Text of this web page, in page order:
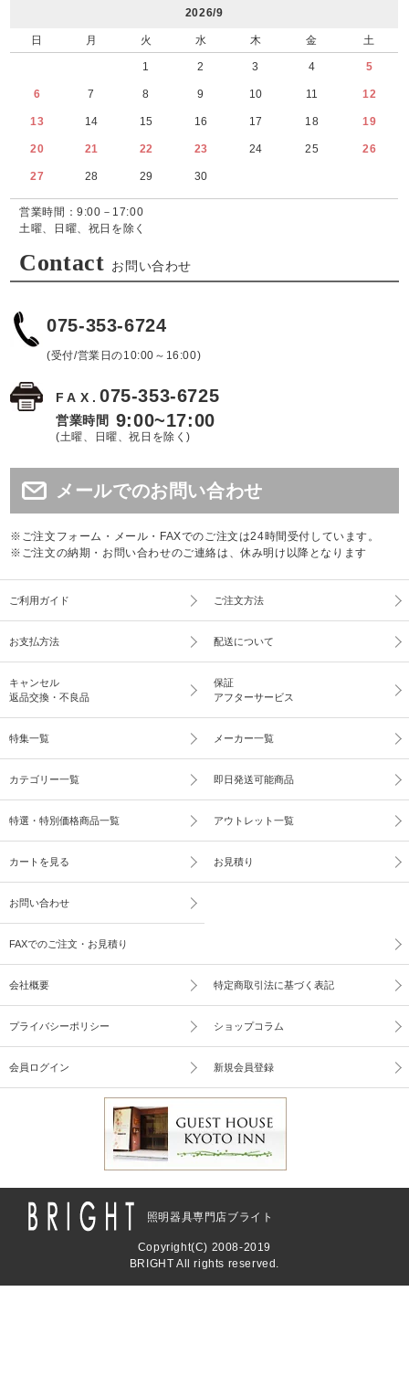
2026/9
日 月 火 水 木 金 土
1 2 3 4 5
6 7 8 9 10 11 12
13 14 15 16 17 18 19
20 21 22 23 24 25 26
27 28 29 30
営業時間：9:00－17:00
土曜、日曜、祝日を除く
Contact お問い合わせ
075-353-6724
(受付/営業日の10:00～16:00)
FAX.075-353-6725
営業時間 9:00~17:00
(土曜、日曜、祝日を除く)
メールでのお問い合わせ
※ご注文フォーム・メール・FAXでのご注文は24時間受付しています。
※ご注文の納期・お問い合わせのご連絡は、休み明け以降となります
ご利用ガイド ご注文方法
お支払方法 配送について
キャンセル
返品交換・不良品
保証
アフターサービス
特集一覧 メーカー一覧
カテゴリー一覧 即日発送可能商品
特選・特別価格商品一覧 アウトレット一覧
カートを見る お見積り
お問い合わせ
FAXでのご注文・お見積り
会社概要 特定商取引法に基づく表記
プライバシーポリシー ショップコラム
会員ログイン 新規会員登録
照明器具専門店ブライト
Copyright(C) 2008-2019
BRIGHT All rights reserved.